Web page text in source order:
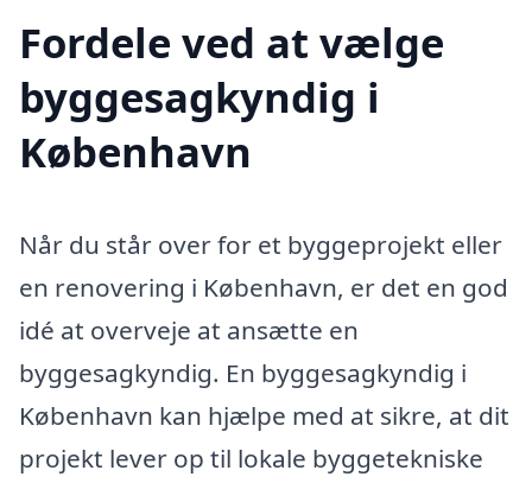
Fordele ved at vælge
byggesagkyndig i
København
Når du står over for et byggeprojekt eller
en renovering i København, er det en god
idé at overveje at ansætte en
byggesagkyndig. En byggesagkyndig i
København kan hjælpe med at sikre, at dit
projekt lever op til lokale byggetekniske